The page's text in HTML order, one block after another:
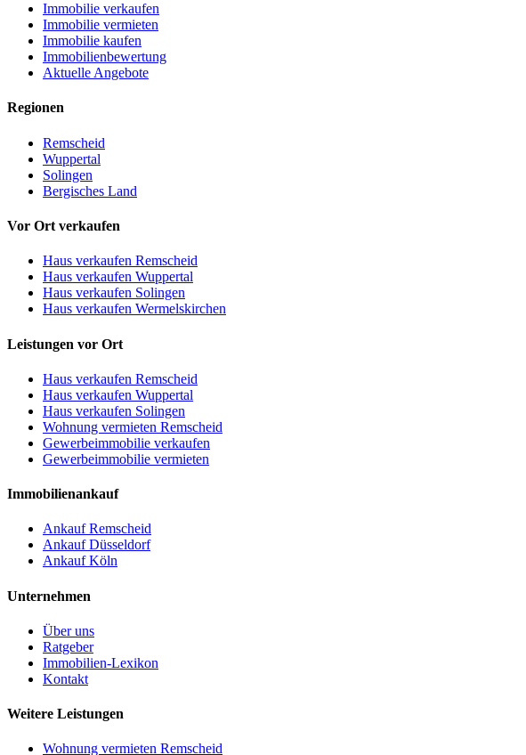
Immobilie verkaufen
Immobilie vermieten
Immobilie kaufen
Immobilienbewertung
Aktuelle Angebote
Regionen
Remscheid
Wuppertal
Solingen
Bergisches Land
Vor Ort verkaufen
Haus verkaufen Remscheid
Haus verkaufen Wuppertal
Haus verkaufen Solingen
Haus verkaufen Wermelskirchen
Leistungen vor Ort
Haus verkaufen Remscheid
Haus verkaufen Wuppertal
Haus verkaufen Solingen
Wohnung vermieten Remscheid
Gewerbeimmobilie verkaufen
Gewerbeimmobilie vermieten
Immobilienankauf
Ankauf Remscheid
Ankauf Düsseldorf
Ankauf Köln
Unternehmen
Über uns
Ratgeber
Immobilien-Lexikon
Kontakt
Weitere Leistungen
Wohnung vermieten Remscheid